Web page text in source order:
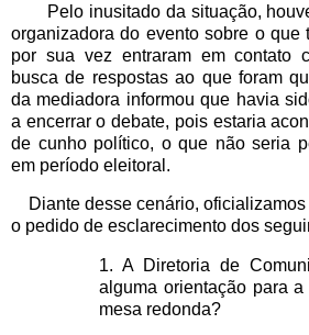
Pelo inusitado da situação,
organizadora do evento sobre o que
por sua vez entraram em contato
busca de respostas ao que foram
da mediadora informou que havia
a encerrar o debate, pois estaria
de cunho político, o que não seria
em período eleitoral.
Diante desse cenário,
o pedido de esclarecimento dos
1. A Diretoria de
alguma orientação para
mesa redonda?